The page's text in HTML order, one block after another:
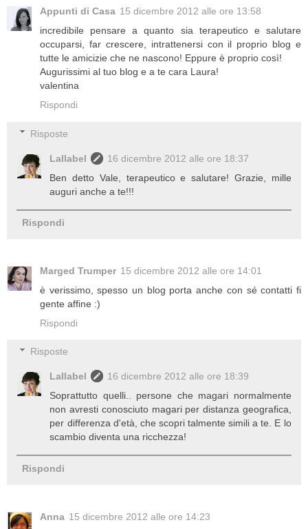
Appunti di Casa 15 dicembre 2012 alle ore 13:58
incredibile pensare a quanto sia terapeutico e salutare
occuparsi, far crescere, intrattenersi con il proprio blog e
tutte le amicizie che ne nascono! Eppure è proprio così!
Augurissimi al tuo blog e a te cara Laura!
valentina
Rispondi
Risposte
Lallabel
16 dicembre 2012 alle ore 18:37
Ben detto Vale, terapeutico e salutare! Grazie, mille
auguri anche a te!!!
Rispondi
Marged Trumper 15 dicembre 2012 alle ore 14:01
è verissimo, spesso un blog porta anche con sé contatti fi
gente affine :)
Rispondi
Risposte
Lallabel
16 dicembre 2012 alle ore 18:39
Soprattutto quelli.. persone che magari normalmente
non avresti conosciuto magari per distanza geografica,
per differenza d'età, che scopri talmente simili a te. E lo
scambio diventa una ricchezza!
Rispondi
Anna 15 dicembre 2012 alle ore 14:23